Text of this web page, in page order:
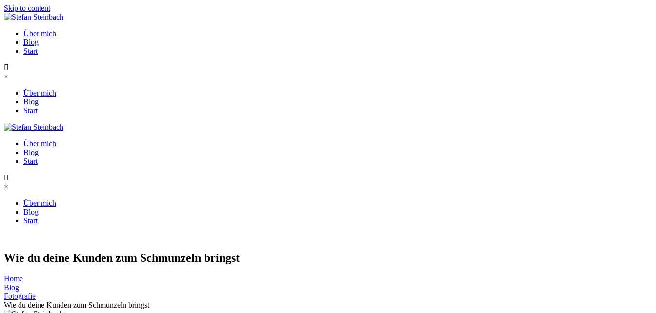
Skip to content
Über mich
Blog
Start
×
Über mich
Blog
Start
Über mich
Blog
Start
×
Über mich
Blog
Start
Wie du deine Kunden zum Schmunzeln bringst
Home
Blog
Fotografie
Wie du deine Kunden zum Schmunzeln bringst